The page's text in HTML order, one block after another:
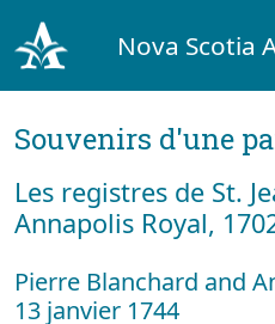
Nova Scotia
Souvenirs d'une
Les registres de St.
Annapolis Royal,
Pierre Blanchard and
13 janvier 1744